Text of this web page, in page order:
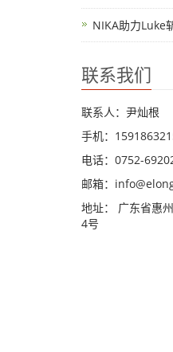
NIKA助力Luke
联系我们
联系人：尹灿根
手机：
电话：0752-
邮箱：
地址： 广东省惠
4号